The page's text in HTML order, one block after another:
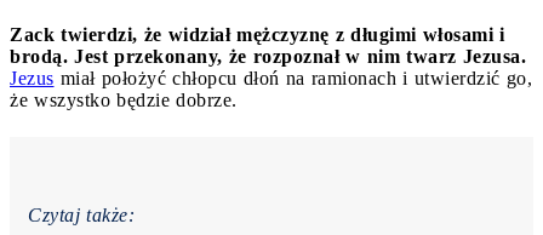
Zack twierdzi, że widział mężczyznę z długimi włosami i
brodą. Jest przekonany, że rozpoznał w nim twarz Jezusa.
Jezus miał położyć chłopcu dłoń na ramionach i utwierdzić go,
że wszystko będzie dobrze.
Czytaj także: